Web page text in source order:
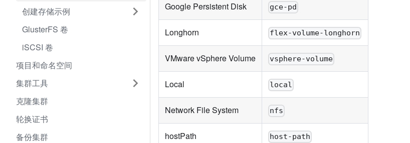
创建存储示例
GlusterFS 卷
iSCSI 卷
项目和命名空间
集群工具
克隆集群
轮换证书
备份集群
Google Persistent Disk gce-pd
Longhorn flex-volume-longhorn
VMware vSphere Volume vsphere-volume
Local local
Network File System nfs
hostPath host-path